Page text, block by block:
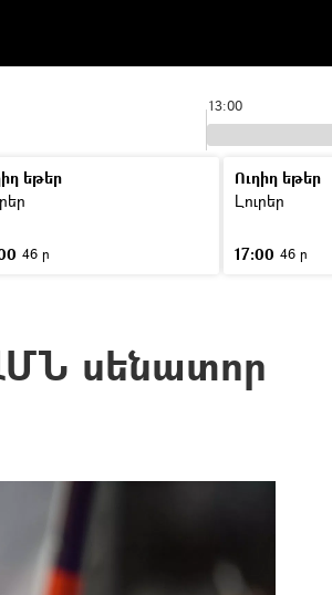
13:00
եթեր
46 ր
Ուղիղ եթեր
Լուրեր
17:00 46 ր
սենատոր